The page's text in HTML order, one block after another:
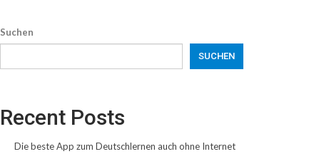
Suchen
SUCHEN
Recent Posts
Die beste App zum Deutschlernen auch ohne Internet